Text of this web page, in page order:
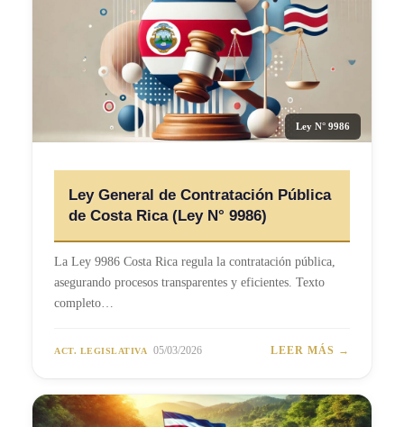
Ley N° 9986
Ley General de Contratación Pública
de Costa Rica (Ley N° 9986)
La Ley 9986 Costa Rica regula la contratación pública,
asegurando procesos transparentes y eficientes. Texto
completo…
ACT. LEGISLATIVA 05/03/2026 LEER MÁS →